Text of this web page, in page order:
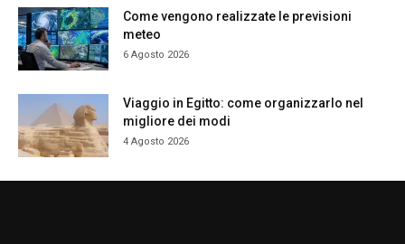
Come vengono realizzate le previsioni
meteo
6 Agosto 2026
Viaggio in Egitto: come organizzarlo nel
migliore dei modi
4 Agosto 2026